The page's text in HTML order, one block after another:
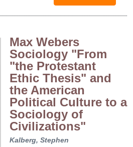
Max Webers
Sociology "From
"the Protestant
Ethic Thesis" and
the American
Political Culture to a
Sociology of
Civilizations"
Kalberg, Stephen